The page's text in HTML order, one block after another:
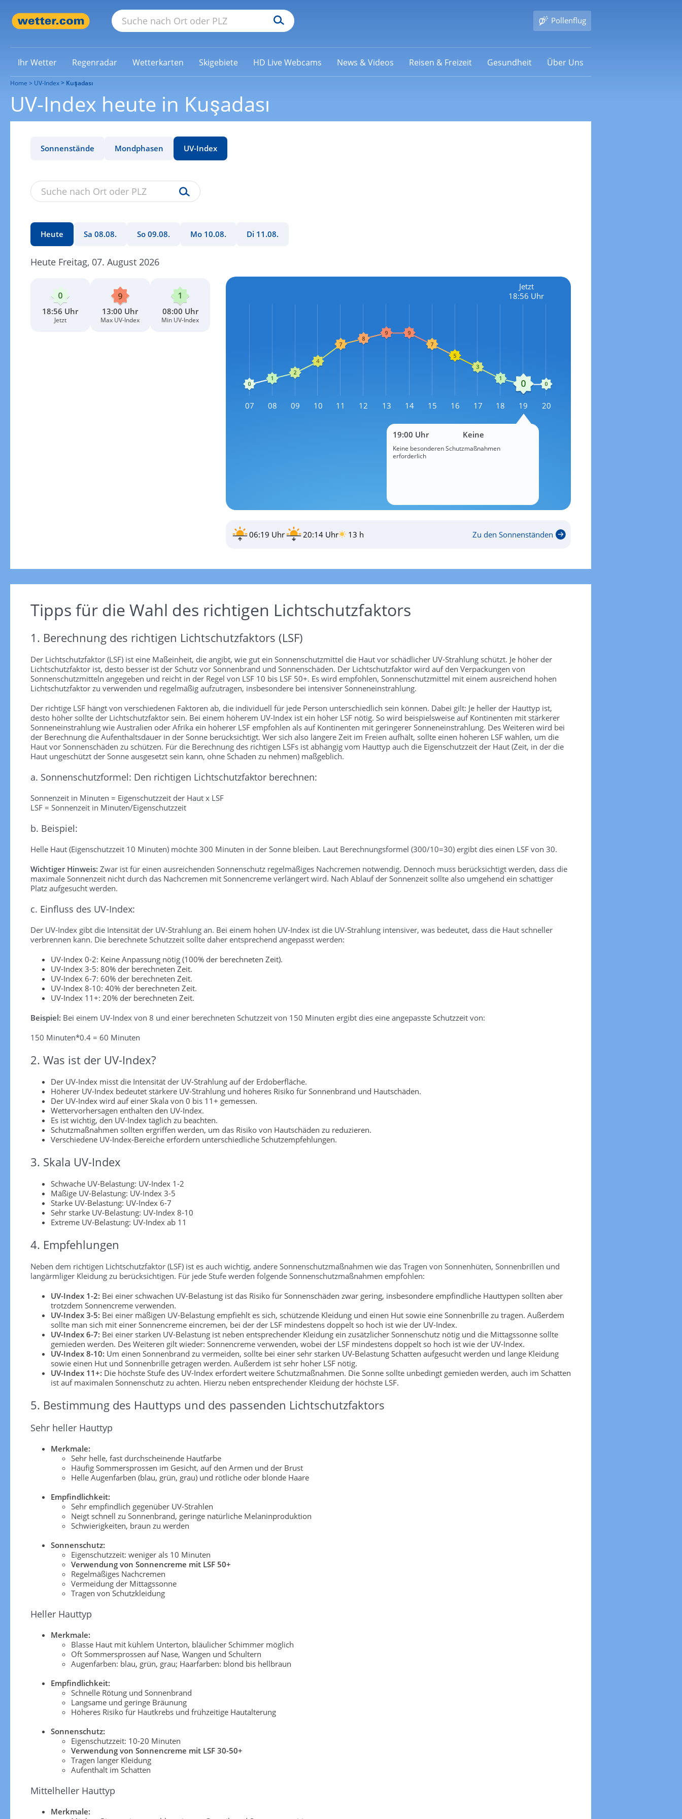
Pollenflug
Ihr Wetter Regenradar Wetterkarten Skigebiete HD Live Webcams News & Videos Reisen & Freizeit Gesundheit Über Uns
Home UV-Index Kuşadası
UV-Index heute in Kuşadası
Sonnenstände Mondphasen UV-Index
Heute Sa 08.08. So 09.08. Mo 10.08. Di 11.08.
Heute Freitag, 07. August 2026
18:56 Uhr
Jetzt
13:00 Uhr
Max UV-Index
08:00 Uhr
Min UV-Index
Jetzt
18:56 Uhr
07 08 09 10 11 12 13 14 15 16 17 18 19 20
19:00 Uhr Keine
Keine besonderen Schutzmaßnahmen
erforderlich
06:19 Uhr 20:14 Uhr 13 h Zu den Sonnenständen
Tipps für die Wahl des richtigen Lichtschutzfaktors
1. Berechnung des richtigen Lichtschutzfaktors (LSF)
Der Lichtschutzfaktor (LSF) ist eine Maßeinheit, die angibt, wie gut ein Sonnenschutzmittel die Haut vor schädlicher UV-Strahlung schützt. Je höher der
Lichtschutzfaktor ist, desto besser ist der Schutz vor Sonnenbrand und Sonnenschäden. Der Lichtschutzfaktor wird auf den Verpackungen von
Sonnenschutzmitteln angegeben und reicht in der Regel von LSF 10 bis LSF 50+. Es wird empfohlen, Sonnenschutzmittel mit einem ausreichend hohen
Lichtschutzfaktor zu verwenden und regelmäßig aufzutragen, insbesondere bei intensiver Sonneneinstrahlung.
Der richtige LSF hängt von verschiedenen Faktoren ab, die individuell für jede Person unterschiedlich sein können. Dabei gilt: Je heller der Hauttyp ist,
desto höher sollte der Lichtschutzfaktor sein. Bei einem höherem UV-Index ist ein höher LSF nötig. So wird beispielsweise auf Kontinenten mit stärkerer
Sonneneinstrahlung wie Australien oder Afrika ein höherer LSF empfohlen als auf Kontinenten mit geringerer Sonneneinstrahlung. Des Weiteren wird bei
der Berechnung die Aufenthaltsdauer in der Sonne berücksichtigt. Wer sich also längere Zeit im Freien aufhält, sollte einen höheren LSF wählen, um die
Haut vor Sonnenschäden zu schützen. Für die Berechnung des richtigen LSFs ist abhängig vom Hauttyp auch die Eigenschutzzeit der Haut (Zeit, in der die
Haut ungeschützt der Sonne ausgesetzt sein kann, ohne Schaden zu nehmen) maßgeblich.
a. Sonnenschutzformel: Den richtigen Lichtschutzfaktor berechnen:
Sonnenzeit in Minuten = Eigenschutzzeit der Haut x LSF
LSF = Sonnenzeit in Minuten/Eigenschutzzeit
b. Beispiel:
Helle Haut (Eigenschutzzeit 10 Minuten) möchte 300 Minuten in der Sonne bleiben. Laut Berechnungsformel (300/10=30) ergibt dies einen LSF von 30.
Wichtiger Hinweis: Zwar ist für einen ausreichenden Sonnenschutz regelmäßiges Nachcremen notwendig. Dennoch muss berücksichtigt werden, dass die
maximale Sonnenzeit nicht durch das Nachcremen mit Sonnencreme verlängert wird. Nach Ablauf der Sonnenzeit sollte also umgehend ein schattiger
Platz aufgesucht werden.
c. Einfluss des UV-Index:
Der UV-Index gibt die Intensität der UV-Strahlung an. Bei einem hohen UV-Index ist die UV-Strahlung intensiver, was bedeutet, dass die Haut schneller
verbrennen kann. Die berechnete Schutzzeit sollte daher entsprechend angepasst werden:
UV-Index 0-2: Keine Anpassung nötig (100% der berechneten Zeit).
UV-Index 3-5: 80% der berechneten Zeit.
UV-Index 6-7: 60% der berechneten Zeit.
UV-Index 8-10: 40% der berechneten Zeit.
UV-Index 11+: 20% der berechneten Zeit.
Beispiel: Bei einem UV-Index von 8 und einer berechneten Schutzzeit von 150 Minuten ergibt dies eine angepasste Schutzzeit von:
150 Minuten*0.4 = 60 Minuten
2. Was ist der UV-Index?
Der UV-Index misst die Intensität der UV-Strahlung auf der Erdoberfläche.
Höherer UV-Index bedeutet stärkere UV-Strahlung und höheres Risiko für Sonnenbrand und Hautschäden.
Der UV-Index wird auf einer Skala von 0 bis 11+ gemessen.
Wettervorhersagen enthalten den UV-Index.
Es ist wichtig, den UV-Index täglich zu beachten.
Schutzmaßnahmen sollten ergriffen werden, um das Risiko von Hautschäden zu reduzieren.
Verschiedene UV-Index-Bereiche erfordern unterschiedliche Schutzempfehlungen.
3. Skala UV-Index
Schwache UV-Belastung: UV-Index 1-2
Mäßige UV-Belastung: UV-Index 3-5
Starke UV-Belastung: UV-Index 6-7
Sehr starke UV-Belastung: UV-Index 8-10
Extreme UV-Belastung: UV-Index ab 11
4. Empfehlungen
Neben dem richtigen Lichtschutzfaktor (LSF) ist es auch wichtig, andere Sonnenschutzmaßnahmen wie das Tragen von Sonnenhüten, Sonnenbrillen und
langärmliger Kleidung zu berücksichtigen. Für jede Stufe werden folgende Sonnenschutzmaßnahmen empfohlen:
UV-Index 1-2: Bei einer schwachen UV-Belastung ist das Risiko für Sonnenschäden zwar gering, insbesondere empfindliche Hauttypen sollten aber
trotzdem Sonnencreme verwenden.
UV-Index 3-5: Bei einer mäßigen UV-Belastung empfiehlt es sich, schützende Kleidung und einen Hut sowie eine Sonnenbrille zu tragen. Außerdem
sollte man sich mit einer Sonnencreme eincremen, bei der der LSF mindestens doppelt so hoch ist wie der UV-Index.
UV-Index 6-7: Bei einer starken UV-Belastung ist neben entsprechender Kleidung ein zusätzlicher Sonnenschutz nötig und die Mittagssonne sollte
gemieden werden. Des Weiteren gilt wieder: Sonnencreme verwenden, wobei der LSF mindestens doppelt so hoch ist wie der UV-Index.
UV-Index 8-10: Um einen Sonnenbrand zu vermeiden, sollte bei einer sehr starken UV-Belastung Schatten aufgesucht werden und lange Kleidung
sowie einen Hut und Sonnenbrille getragen werden. Außerdem ist sehr hoher LSF nötig.
UV-Index 11+: Die höchste Stufe des UV-Index erfordert weitere Schutzmaßnahmen. Die Sonne sollte unbedingt gemieden werden, auch im Schatten
ist auf maximalen Sonnenschutz zu achten. Hierzu neben entsprechender Kleidung der höchste LSF.
5. Bestimmung des Hauttyps und des passenden Lichtschutzfaktors
Sehr heller Hauttyp
Merkmale:
Sehr helle, fast durchscheinende Hautfarbe
Häufig Sommersprossen im Gesicht, auf den Armen und der Brust
Helle Augenfarben (blau, grün, grau) und rötliche oder blonde Haare
Empfindlichkeit:
Sehr empfindlich gegenüber UV-Strahlen
Neigt schnell zu Sonnenbrand, geringe natürliche Melaninproduktion
Schwierigkeiten, braun zu werden
Sonnenschutz:
Eigenschutzzeit: weniger als 10 Minuten
Verwendung von Sonnencreme mit LSF 50+
Regelmäßiges Nachcremen
Vermeidung der Mittagssonne
Tragen von Schutzkleidung
Heller Hauttyp
Merkmale:
Blasse Haut mit kühlem Unterton, bläulicher Schimmer möglich
Oft Sommersprossen auf Nase, Wangen und Schultern
Augenfarben: blau, grün, grau; Haarfarben: blond bis hellbraun
Empfindlichkeit:
Schnelle Rötung und Sonnenbrand
Langsame und geringe Bräunung
Höheres Risiko für Hautkrebs und frühzeitige Hautalterung
Sonnenschutz:
Eigenschutzzeit: 10-20 Minuten
Verwendung von Sonnencreme mit LSF 30-50+
Tragen langer Kleidung
Aufenthalt im Schatten
Mittelheller Hauttyp
Merkmale: